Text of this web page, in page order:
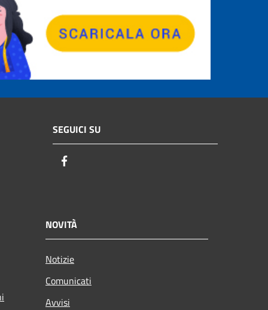
SEGUICI SU
NOVITÀ
Notizie
Comunicati
Avvisi